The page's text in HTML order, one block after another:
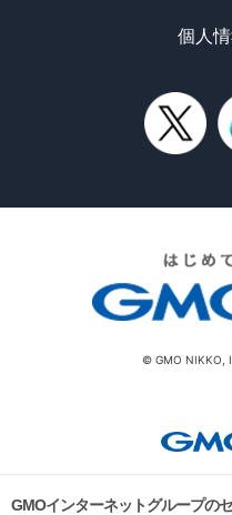
個人
© GMO NIKKO,
GMOインターネットグループの